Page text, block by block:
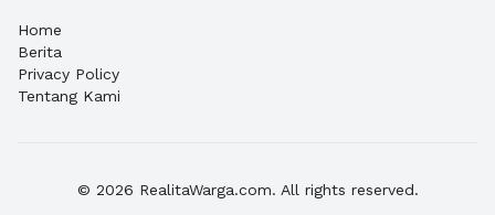
Home
Berita
Privacy Policy
Tentang Kami
© 2026 RealitaWarga.com. All rights reserved.